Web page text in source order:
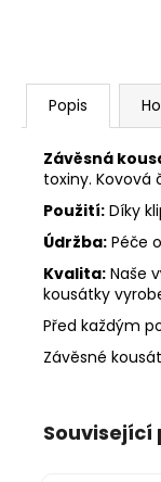
Popis
Závěsná
toxiny. Kovová
Použití: Díky
Údržba: Péče
Kvalita: Naše
kousátky
Před každým
Závěsné